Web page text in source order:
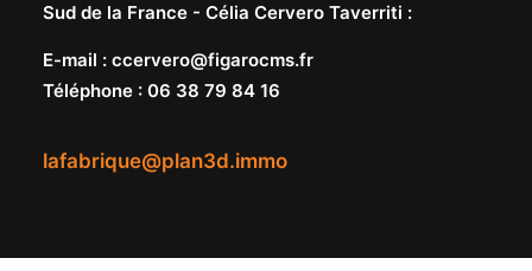
lafabrique@plan3d.immo
Sud de la France - Célia Cervero Taverriti :
E-mail : ccervero@figarocms.fr
Téléphone : 06 38 79 84 16